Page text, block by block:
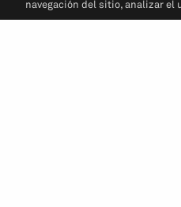
navegación del sitio, analizar el